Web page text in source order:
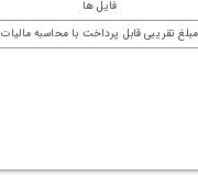
فایل ها
مبلغ تقریبی قابل پرداخت با محاسبه مالیات